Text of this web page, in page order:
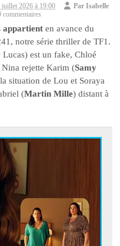
juillet 2026 à 19:00 ParIsabelle
commentaires
appartienten avance du
notre série thriller de TF1.
est un fake, Chloé
rejette Karim (Samy
situation de Lou et Soraya
(Martin Mille) distant à